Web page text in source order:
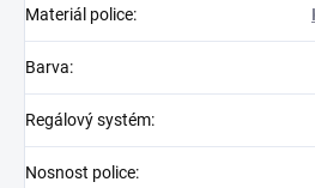
Materiál police:
Barva:
Regálový systém:
Nosnost police: